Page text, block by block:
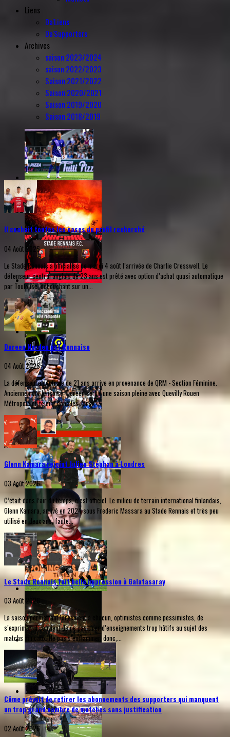
Liens
Da'Liens
Da'Supporters
Archives
saison 2023/2024
saison 2022/2023
Saison 2021/2022
Saison 2020/2021
Saison 2019/2020
Saison 2018/2019
Il cochait toutes les cases du profil recherché
04 Août 2026
Le Stade Rennais a officialisé ce mardi 4 août l’arrivée de Charlie Cresswell. Le
défenseur central anglais de 23 ans est prêté avec option d’achat quasi automatique
par Toulouse, débouchant sur un...
Doreen Norden est Rennaise
04 Août 2026
La défenseure centrale de 21 ans arrive en provenance de QRM - Section Féminine.
Anciennement lensoise, Doreen sort d'une saison pleine avec Quevilly Rouen
Métropole et rejoint donc les rangs...
Glenn Kamara rejoint Julien Stéphan à Londres
03 Août 2026
C’était dans l’air du temps, c’est officiel. Le milieu de terrain international finlandais,
Glenn Kamara, arrivé en 2024 sous Frederic Massara au Stade Rennais et très peu
utilisé en deux ans, faute...
Le Stade Rennais fait belle impression à Galatasaray
03 Août 2026
La saison permettant largement à chacun, optimistes comme pessimistes, de
s’exprimer, il convient de ne pas tirer d’enseignements trop hâtifs au sujet des
matchs amicaux. Ne pas s’enflammer, donc,...
Côme prévoit de retirer les abonnements des supporters qui manquent
un trop grand nombre de matches sans justification
02 Août 2026